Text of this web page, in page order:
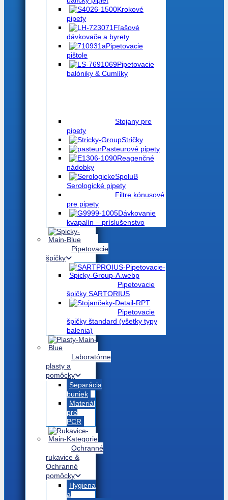
Krokové
pipety
Fľašové
dávkovače a byrety
Pipetovacie
pištole
Pipetovacie
balóniky & Cumlíky
Stojany pre
pipety
Stričky
Pasteurové pipety
Reagenčné
nádobky
Serologické pipety
Filtre kónusové
pre pipety
Dávkovanie
kvapalín – príslušenstvo
Pipetovacie
špičky
Pipetovacie
špičky SARTORIUS
Pipetovacie
špičky štandard (všetky typy
balenia)
Laboratórne
plasty a
pomôcky
Separácia
buniek
Materiál
pre
PCR
Ochranné
rukavice &
Ochranné
pomôcky
Hygiena
a